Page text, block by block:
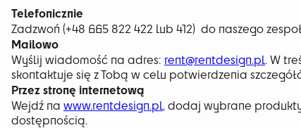
Telefonicznie
Zadzwoń (+48 665 822 422 lub 412) do naszego
Mailowo
Wyślij wiadomość na adres: rent@rentdesign.pl. W
skontaktuje się z Tobą w celu potwierdzenia
Przez stronę internetową
Wejdź na www.rentdesign.pl, dodaj wybrane
dostępnością.